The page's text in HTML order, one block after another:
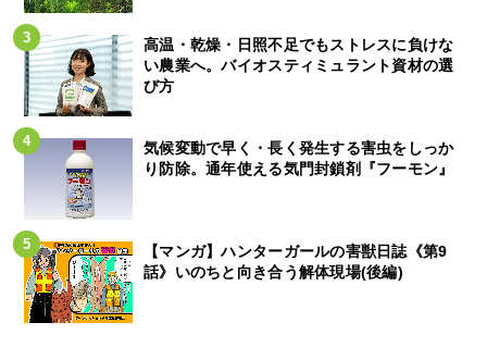
高温・乾燥・日照不足でもストレスに負けな
い農業へ。バイオスティミュラント資材の選
び方
気候変動で早く・長く発生する害虫をしっか
り防除。通年使える気門封鎖剤『フーモン』
【マンガ】ハンターガールの害獣日誌《第9
話》いのちと向き合う解体現場(後編)